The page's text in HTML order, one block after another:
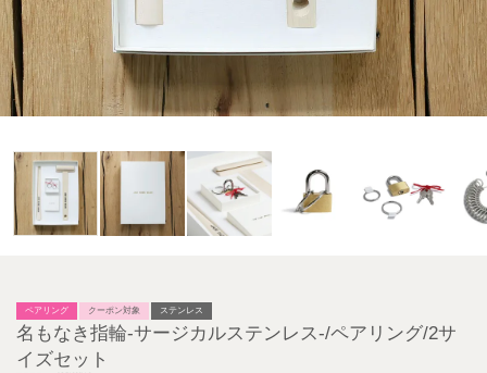
ペアリング クーポン対象 ステンレス
名もなき指輪-サージカルステンレス-/ペアリング/2サ
イズセット